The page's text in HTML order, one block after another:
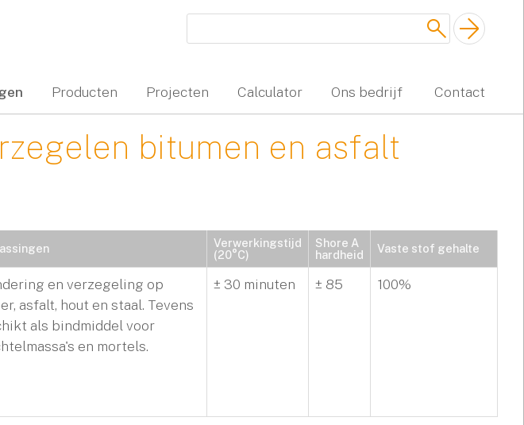
Producten Projecten Calculator Ons bedrijf Contact
bitumen en asfalt
Verwerkingstijd
(20°C)
Shore A
hardheid
Vaste stof gehalte
en verzegeling op
asfalt, hout en staal. Tevens
als bindmiddel voor
en mortels.
± 30 minuten ± 85 100%